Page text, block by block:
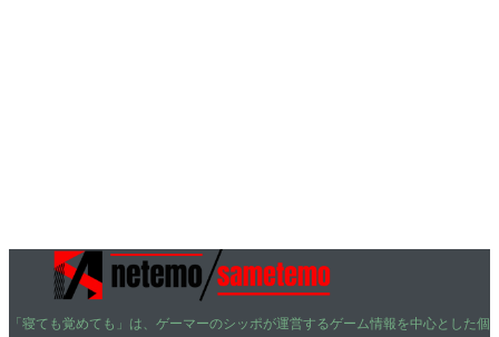
「寝ても覚めても」は、ゲーマーのシッポが運営するゲーム情報を中心とした個